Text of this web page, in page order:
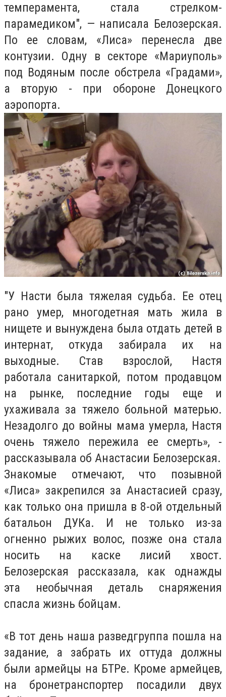
темперамента, стала стрелком-
парамедиком", — написала Белозерская.
По ее словам, «Лиса» перенесла две
контузии. Одну в секторе «Мариуполь»
под Водяным после обстрела «Градами»,
а вторую - при обороне Донецкого
аэропорта.
"У Насти была тяжелая судьба. Ее отец
рано умер, многодетная мать жила в
нищете и вынуждена была отдать детей в
интернат, откуда забирала их на
выходные. Став взрослой, Настя
работала санитаркой, потом продавцом
на рынке, последние годы еще и
ухаживала за тяжело больной матерью.
Незадолго до войны мама умерла, Настя
очень тяжело пережила ее смерть», -
рассказывала об Анастасии Белозерская.
Знакомые отмечают, что позывной
«Лиса» закрепился за Анастасией сразу,
как только она пришла в 8-ой отдельный
батальон ДУКа. И не только из-за
огненно рыжих волос, позже она стала
носить на каске лисий хвост.
Белозерская рассказала, как однажды
эта необычная деталь снаряжения
спасла жизнь бойцам.
«В тот день наша разведгруппа пошла на
задание, а забрать их оттуда должны
были армейцы на БТРе. Кроме армейцев,
на бронетранспортер посадили двух